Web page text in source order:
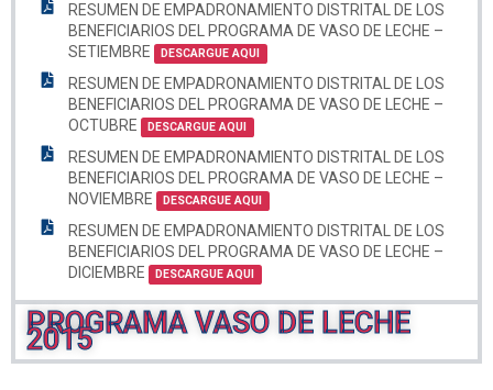
RESUMEN DE EMPADRONAMIENTO DISTRITAL DE LOS
BENEFICIARIOS DEL PROGRAMA DE VASO DE LECHE –
SETIEMBRE
DESCARGUE AQUI
RESUMEN DE EMPADRONAMIENTO DISTRITAL DE LOS
BENEFICIARIOS DEL PROGRAMA DE VASO DE LECHE –
OCTUBRE
DESCARGUE AQUI
RESUMEN DE EMPADRONAMIENTO DISTRITAL DE LOS
BENEFICIARIOS DEL PROGRAMA DE VASO DE LECHE –
NOVIEMBRE
DESCARGUE AQUI
RESUMEN DE EMPADRONAMIENTO DISTRITAL DE LOS
BENEFICIARIOS DEL PROGRAMA DE VASO DE LECHE –
DICIEMBRE
DESCARGUE AQUI
PROGRAMA VASO DE LECHE
2015